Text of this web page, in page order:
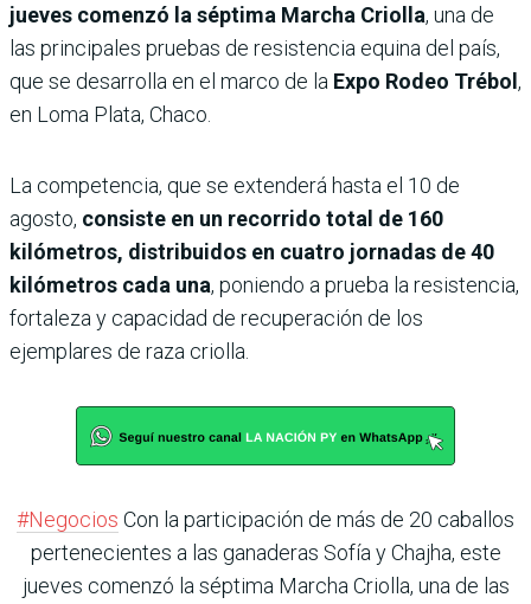
jueves comenzó la séptima Marcha Criolla, una de
las principales pruebas de resistencia equina del país,
que se desarrolla en el marco de la Expo Rodeo Trébol,
en Loma Plata, Chaco.
La competencia, que se extenderá hasta el 10 de
agosto, consiste en un recorrido total de 160
kilómetros, distribuidos en cuatro jornadas de 40
kilómetros cada una, poniendo a prueba la resistencia,
fortaleza y capacidad de recuperación de los
ejemplares de raza criolla.
#Negocios Con la participación de más de 20 caballos
pertenecientes a las ganaderas Sofía y Chajha, este
jueves comenzó la séptima Marcha Criolla, una de las